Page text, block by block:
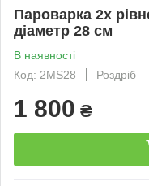
Пароварка 2х
діаметр 28 см
В наявності
Код: 2МS28
Роздріб
1 800 ₴